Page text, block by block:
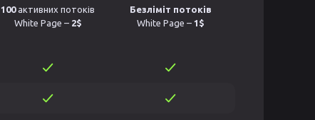
100активних потоків
White Page – 2$
Безліміт потоків
White Page – 1$